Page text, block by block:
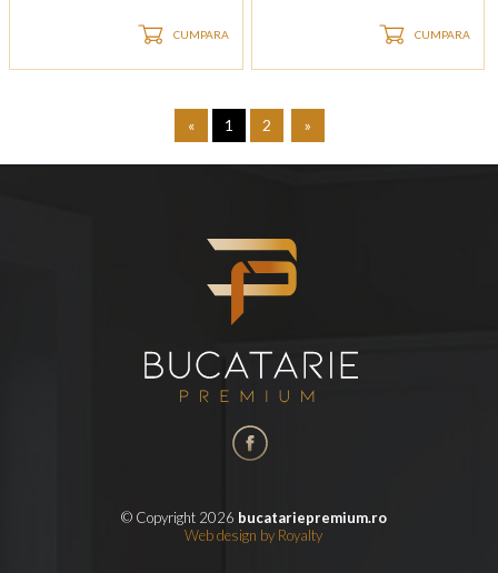
CUMPARA CUMPARA
« 1 2 »
© Copyright 2026 bucatariepremium.ro
Web design by Royalty